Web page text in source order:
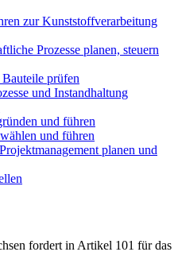
zur Kunststoffverarbeitung
Prozesse planen, steuern
prüfen
und Instandhaltung
und führen
und führen
planen und
fordert in Artikel 101 für das